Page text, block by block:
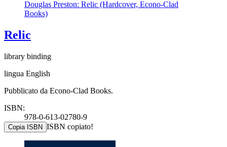
Douglas Preston: Relic (Hardcover, Econo-Clad
Books)
Relic
library binding
lingua English
Pubblicato da Econo-Clad Books.
ISBN:
978-0-613-02780-9
Copia ISBN ISBN copiato!